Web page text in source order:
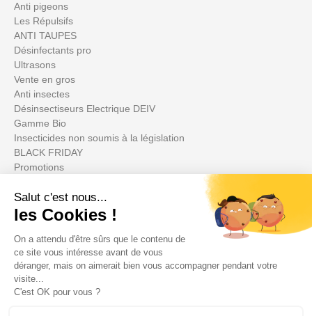
Anti pigeons
Les Répulsifs
ANTI TAUPES
Désinfectants pro
Ultrasons
Vente en gros
Anti insectes
Désinsectiseurs Electrique DEIV
Gamme Bio
Insecticides non soumis à la législation
BLACK FRIDAY
Promotions
Il tuo account
Informations